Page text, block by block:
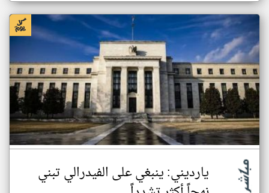
يارديني: ينبغي على الفيدرالي تبني